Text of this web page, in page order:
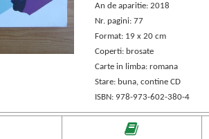
An de aparitie: 2018
Nr. pagini: 77
Format: 19 x 20 cm
Coperti: brosate
Carte in limba: romana
Stare: buna, contine CD
ISBN: 978-973-602-380-4